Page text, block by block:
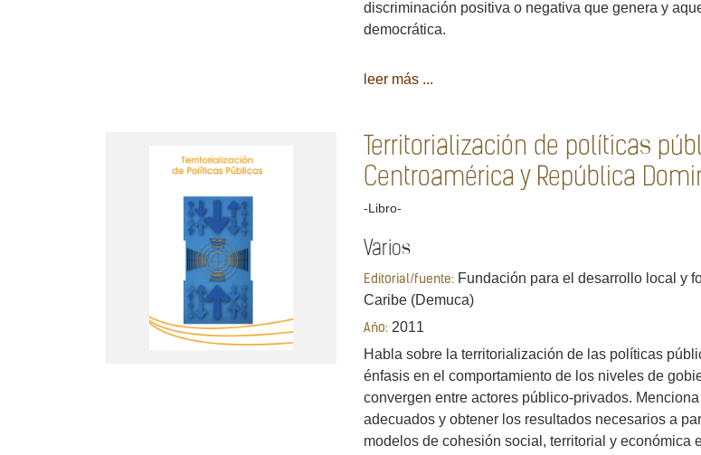
discriminación positiva o negativa que genera y
democrática.
leer más ...
Territorialización de políticas
Centroamérica y República
-Libro-
Varios
Editorial/fuente: Fundación para el desarrollo local y
Caribe (Demuca)
Año: 2011
Habla sobre la territorialización de las políticas
énfasis en el comportamiento de los niveles de
convergen entre actores público-privados.
adecuados y obtener los resultados necesarios a
modelos de cohesión social, territorial y